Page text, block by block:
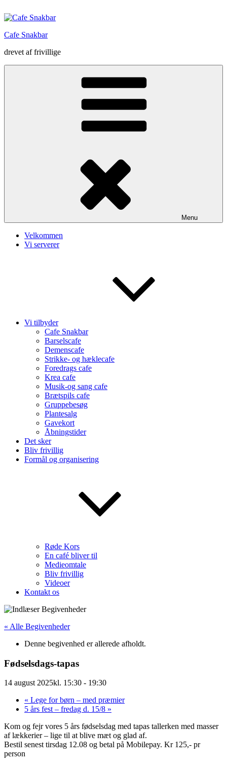
til
Cafe Snakbar
drevet af frivillige
Menu
Velkommen
Vi serverer
Vi tilbyder
Cafe Snakbar
Barselscafe
Demenscafe
Strikke- og hæklecafe
Foredrags cafe
Krea cafe
Musik-og sang cafe
Brætspils cafe
Gruppebesøg
Plantesalg
Gavekort
Åbningstider
Det sker
Bliv frivillig
Formål og organisering
Røde Kors
En café bliver til
Medieomtale
Bliv frivillig
Videoer
Kontakt os
« Alle Begivenheder
Denne begivenhed er allerede afholdt.
Fødselsdags-tapas
14 august 2025kl. 15:30 - 19:30
« Lege for børn – med præmier
5 års fest – fredag d. 15/8 »
Kom og fejr vores 5 års fødselsdag med tapas tallerken med masser
af lækkerier – lige til at blive mæt og glad af.
Bestil senest tirsdag 12.08 og betal på Mobilepay. Kr 125,- pr
person